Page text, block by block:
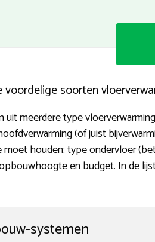
voordelige soorten
uit meerdere type
(of juist
moet houden: type ondervloer
en budget. In de
systemen